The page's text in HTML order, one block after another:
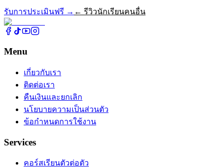
รับการประเมินฟรี → ← รีวิวนักเรียนคนอื่น
Menu
เกี่ยวกับเรา
ติดต่อเรา
คืนเงินและยกเลิก
นโยบายความเป็นส่วนตัว
ข้อกำหนดการใช้งาน
Services
คอร์สเรียนตัวต่อตัว